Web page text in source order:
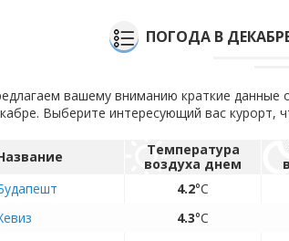
ПОГОДА В
вашему вниманию краткие данные
Выберите интересующий вас
Температура
воздуха днем
4.2°C
4.3°C